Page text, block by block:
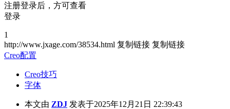
注册登录后，方可查看
登录
1
http://www.jxage.com/38534.html 复制链接 复制链接
Creo配置
Creo技巧
字体
本文由 ZDJ 发表于2025年12月21日 22:39:43